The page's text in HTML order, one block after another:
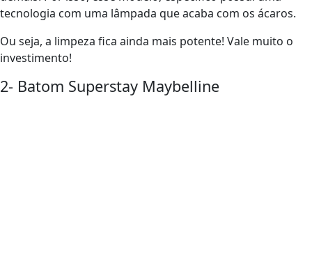
tecnologia com uma lâmpada que acaba com os ácaros.
Ou seja, a limpeza fica ainda mais potente! Vale muito o
investimento!
2- Batom Superstay Maybelline